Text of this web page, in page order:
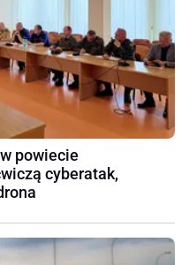
powiecie
cyberatak,